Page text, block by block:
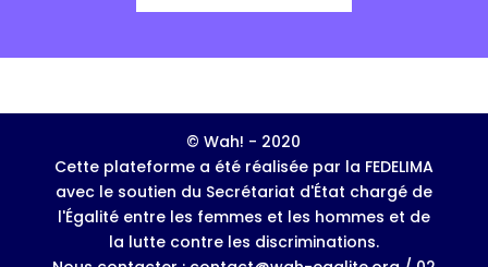
© Wah! - 2020
Cette plateforme a été réalisée par la FEDELIMA
avec le soutien du Secrétariat d'État chargé de
l'Égalité entre les femmes et les hommes et de
la lutte contre les discriminations.